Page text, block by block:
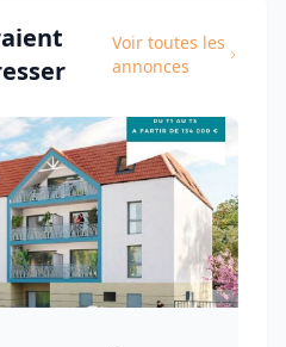
Voir toutes les
annonces